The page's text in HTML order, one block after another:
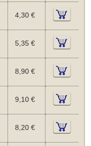
4,30 €
5,35 €
8,90 €
9,10 €
8,20 €